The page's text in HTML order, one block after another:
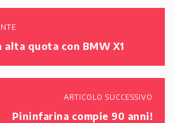
quota con BMW X1
ARTICOLO SUCCESSIVO
Pininfarina compie 90 anni!